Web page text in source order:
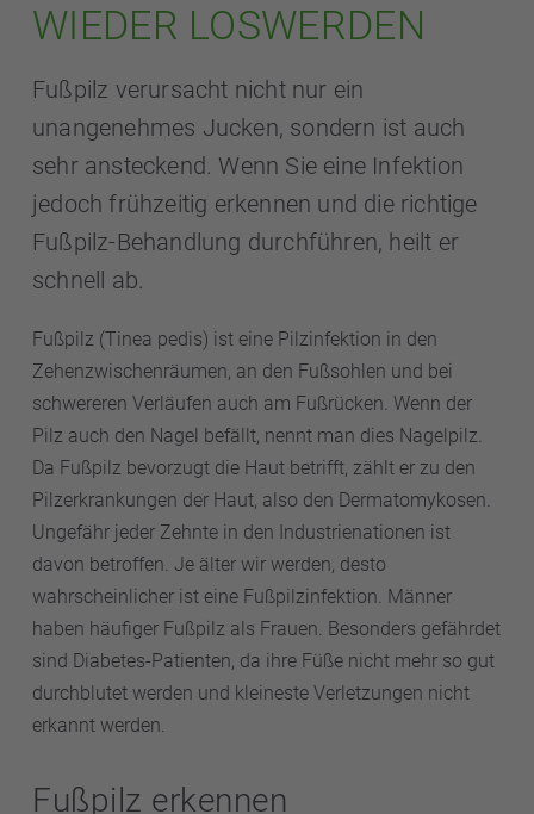
IEDER LOSWERDEN
Fußpilz verursacht nicht nur ein
unangenehmes Jucken, sondern ist auch
sehr ansteckend. Wenn Sie eine Infektion
jedoch frühzeitig erkennen und die richtige
Fußpilz-Behandlung durchführen, heilt er
schnell ab.
Fußpilz (Tinea pedis) ist eine Pilzinfektion in den
Zehenzwischenräumen, an den Fußsohlen und bei
schwereren Verläufen auch am Fußrücken. Wenn der
Pilz auch den Nagel befällt, nennt man dies Nagelpilz.
Da Fußpilz bevorzugt die Haut betrifft, zählt er zu den
Pilzerkrankungen der Haut, also den Dermatomykosen.
Ungefähr jeder Zehnte in den Industrienationen ist
davon betroffen. Je älter wir werden, desto
wahrscheinlicher ist eine Fußpilzinfektion. Männer
haben häufiger Fußpilz als Frauen. Besonders gefährdet
sind Diabetes-Patienten, da ihre Füße nicht mehr so gut
durchblutet werden und kleineste Verletzungen nicht
erkannt werden.
Fußpilz erkennen